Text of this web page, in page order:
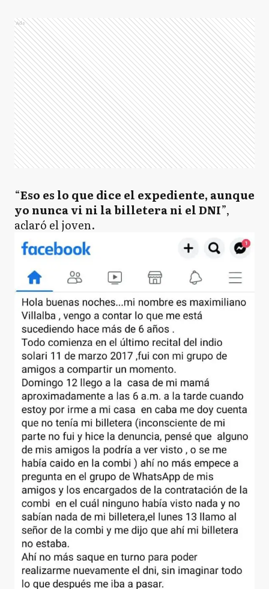
Ads
“Eso es lo que dice el expediente, aunque
yo nunca vi ni la billetera ni el DNI”,
aclaró el joven.